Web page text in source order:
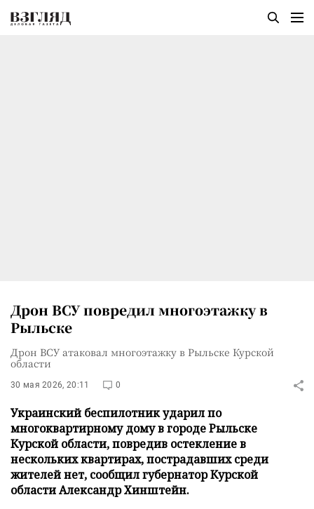
Дрон ВСУ повредил многоэтажку в
Рыльске
Дрон ВСУ атаковал многоэтажку в Рыльске Курской
области
30 мая 2026, 20:11 0
Украинский беспилотник ударил по
многоквартирному дому в городе Рыльске
Курской области, повредив остекление в
нескольких квартирах, пострадавших среди
жителей нет, сообщил губернатор Курской
области Александр Хинштейн.